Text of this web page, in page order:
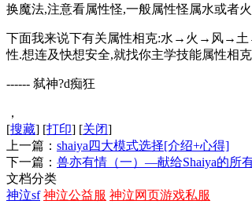
换魔法,注意看属性怪,一般属性怪属水或者
下面我来说下有关属性相克:水→火→风→土→
性.想连及快想安全,就找你主学技能属性相
------ 弑神?d痴狂
，
[搜藏] [打印] [关闭]
上一篇： shaiya四大模式选择[介绍+心得]
下一篇： 兽亦有情（一）―献给Shaiya的所
文档分类
神泣sf 神泣公益服 神泣网页游戏私服